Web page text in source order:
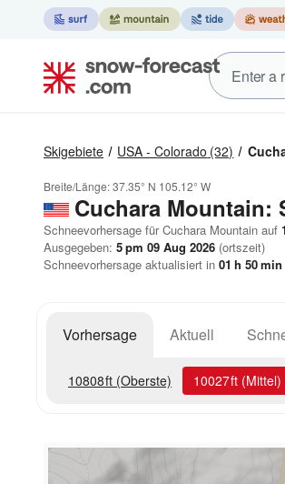
Skigebiete USA - Colorado (32)
Breite/Länge:37.35° N 105.12° W
Cuchara Mountain:
Schneevorhersage für Cuchara Mountain auf
Ausgegeben: 5 pm 09 Aug 2026 (ortszeit)
Schneevorhersage aktualisiert in 01 h 50min
Vorhersage Aktuell
10808ft (Oberste) 10027ft (Mittel)